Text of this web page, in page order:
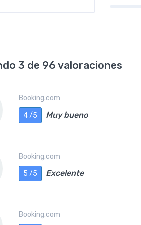
3 de 96 valoraciones
Booking.com
4 /5
Muy bueno
Booking.com
5 /5
Excelente
Booking.com